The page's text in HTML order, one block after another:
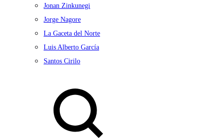
Jonan Zinkunegi
Jorge Nagore
La Gaceta del Norte
Luis Alberto García
Santos Cirilo